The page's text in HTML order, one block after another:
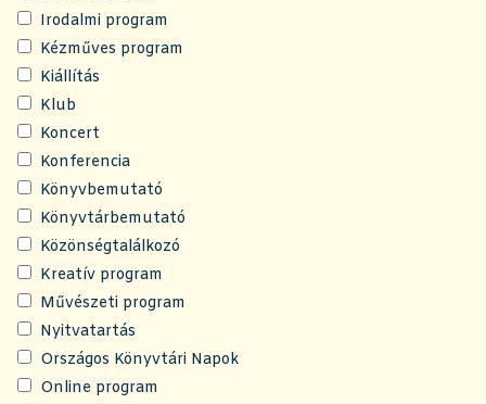
Irodalmi program
Kézműves program
Kiállítás
Klub
Koncert
Konferencia
Könyvbemutató
Könyvtárbemutató
Közönségtalálkozó
Kreatív program
Művészeti program
Nyitvatartás
Országos Könyvtári Napok
Online program